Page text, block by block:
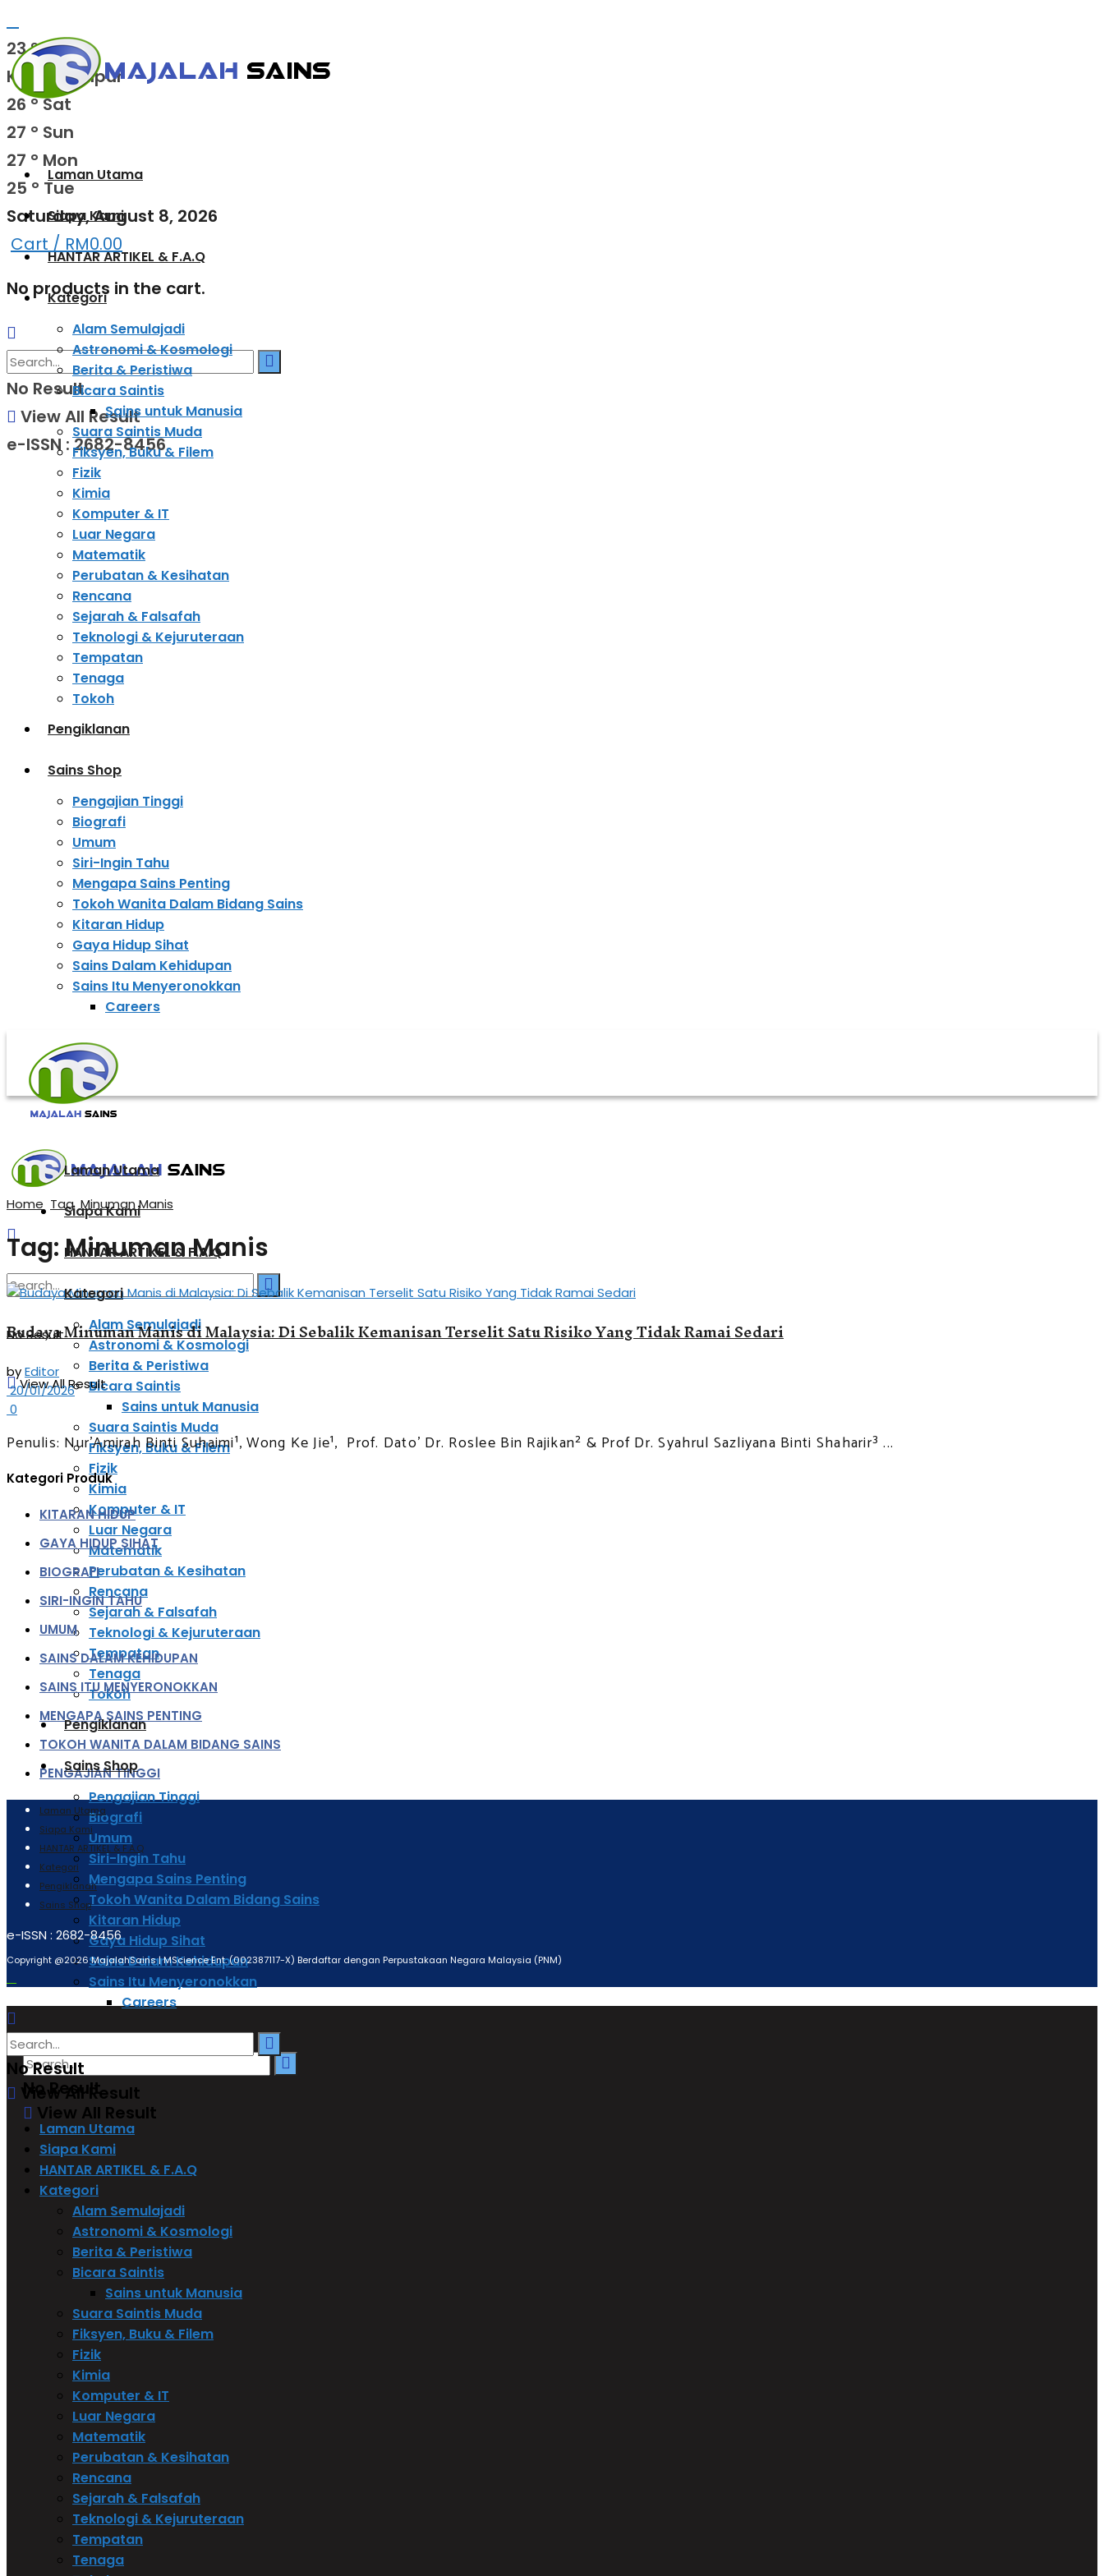
23°c
Kuala Lumpur
26 °Sat
27 ° Sun
27 ° Mon
25 ° Tue
Saturday, August 8, 2026
Cart / RM0.00
No products in the cart.
No Result
View All Result
e-ISSN : 2682-8456
Laman Utama
Siapa Kami
HANTAR ARTIKEL & F.A.Q
Kategori
Alam Semulajadi
Astronomi & Kosmologi
Berita & Peristiwa
Bicara Saintis
Sains untuk Manusia
Suara Saintis Muda
Fiksyen, Buku & Filem
Fizik
Kimia
Komputer & IT
Luar Negara
Matematik
Perubatan & Kesihatan
Rencana
Sejarah & Falsafah
Teknologi & Kejuruteraan
Tempatan
Tenaga
Tokoh
Pengiklanan
Sains Shop
Pengajian Tinggi
Biografi
Umum
Siri-Ingin Tahu
Mengapa Sains Penting
Tokoh Wanita Dalam Bidang Sains
Kitaran Hidup
Gaya Hidup Sihat
Sains Dalam Kehidupan
Sains Itu Menyeronokkan
Careers
Laman Utama
Siapa Kami
HANTAR ARTIKEL & F.A.Q
Kategori
Alam Semulajadi
Astronomi & Kosmologi
Berita & Peristiwa
Bicara Saintis
Sains untuk Manusia
Suara Saintis Muda
Fiksyen, Buku & Filem
Fizik
Kimia
Komputer & IT
Luar Negara
Matematik
Perubatan & Kesihatan
Rencana
Sejarah & Falsafah
Teknologi & Kejuruteraan
Tempatan
Tenaga
Tokoh
Pengiklanan
Sains Shop
Pengajian Tinggi
Biografi
Umum
Siri-Ingin Tahu
Mengapa Sains Penting
Tokoh Wanita Dalam Bidang Sains
Kitaran Hidup
Gaya Hidup Sihat
Sains Dalam Kehidupan
Sains Itu Menyeronokkan
Careers
No Result
View All Result
No Result
View All Result
Home Tag Minuman Manis
Tag:Minuman Manis
Budaya Minuman Manis di Malaysia: Di Sebalik Kemanisan Terselit Satu Risiko Yang Tidak Ramai Sedari
byEditor
20/01/2026
0
Penulis: Nur’Amirah Binti Suhaimi¹, Wong Ke Jie¹, Prof. Dato' Dr. Roslee Bin Rajikan² & Prof Dr. Syahrul Sazliyana Binti Shaharir³ ...
Kategori Produk
KITARAN HIDUP
GAYA HIDUP SIHAT
BIOGRAFI
SIRI-INGIN TAHU
UMUM
SAINS DALAM KEHIDUPAN
SAINS ITU MENYERONOKKAN
MENGAPA SAINS PENTING
TOKOH WANITA DALAM BIDANG SAINS
PENGAJIAN TINGGI
Laman Utama
Siapa Kami
HANTAR ARTIKEL & F.A.Q
Kategori
Pengiklanan
Sains Shop
e-ISSN : 2682-8456
Copyright @2026 MajalahSains | MScience Ent. (002387117-X) Berdaftar dengan Perpustakaan Negara Malaysia (PNM)
No Result
View All Result
Laman Utama
Siapa Kami
HANTAR ARTIKEL & F.A.Q
Kategori
Alam Semulajadi
Astronomi & Kosmologi
Berita & Peristiwa
Bicara Saintis
Sains untuk Manusia
Suara Saintis Muda
Fiksyen, Buku & Filem
Fizik
Kimia
Komputer & IT
Luar Negara
Matematik
Perubatan & Kesihatan
Rencana
Sejarah & Falsafah
Teknologi & Kejuruteraan
Tempatan
Tenaga